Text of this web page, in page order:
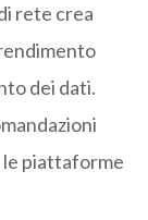
rete crea
dei dati.
le piattaforme